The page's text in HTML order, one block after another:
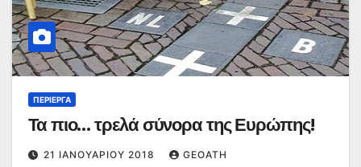
ΠΕΡΊΕΡΓΑ
Τα πιο… τρελά σύνορα της Ευρώπης!
21 ΙΑΝΟΥΑΡΊΟΥ 2018 GEOATH